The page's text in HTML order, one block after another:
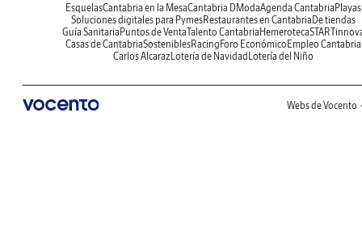
EsquelasCantabria en la MesaCantabria DModaAgenda CantabriaPlayas
Soluciones digitales para PymesRestaurantes en CantabriaDe tiendas
Guía SanitariaPuntos de VentaTalento CantabriaHemeroteca
Casas de CantabriaSosteniblesRacingForo EconómicoEmpleo Cantabria
Carlos AlcarazLotería de NavidadLotería del Niño
Webs de Vocento